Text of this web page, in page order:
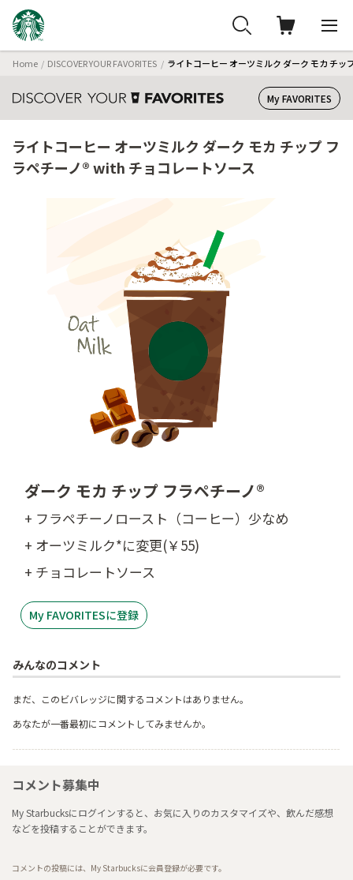
Home DISCOVER YOUR FAVORITES ライトコーヒー オーツミルク ダーク モカ チ
My FAVORITES
ライトコーヒー オーツミルク ダーク モカ チップ フ
ラペチーノ® with チョコレートソース
ダーク モカ チップ フラペチーノ®
+ フラペチーノロースト（コーヒー）少なめ
+ オーツミルク*に変更(￥55)
+ チョコレートソース
My FAVORITESに登録
みんなのコメント
まだ、このビバレッジに関するコメントはありません。
あなたが一番最初にコメントしてみませんか。
コメント募集中
My Starbucksにログインすると、お気に入りのカスタマイズや、飲んだ感想
などを投稿することができます。
コメントの投稿には、My Starbucksに会員登録が必要です。